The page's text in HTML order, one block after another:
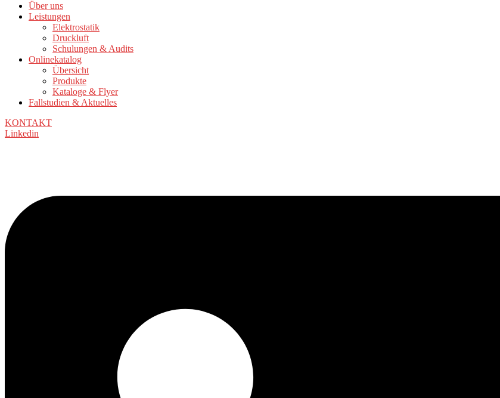
Über uns
Leistungen
Elektrostatik
Druckluft
Schulungen & Audits
Onlinekatalog
Übersicht
Produkte
Kataloge & Flyer
Fallstudien & Aktuelles
KONTAKT
Linkedin